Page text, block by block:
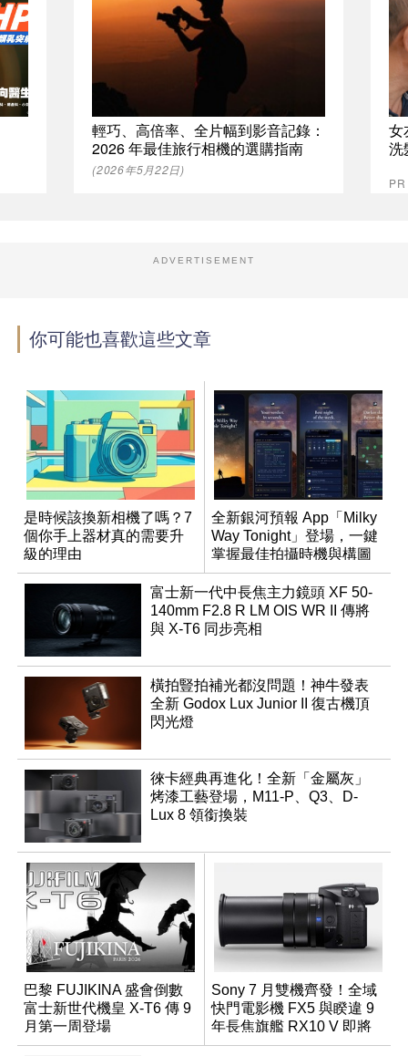
輕巧、高倍率、全片幅到影音記錄：
2026 年最佳旅行相機的選購指南
(2026年5月22日)
女
洗
ADVERTISEMENT
你可能也喜歡這些文章
是時候該換新相機了嗎？7
個你手上器材真的需要升
級的理由
全新銀河預報 App「Milky
Way Tonight」登場，一鍵
掌握最佳拍攝時機與構圖
富士新一代中長焦主力鏡頭 XF 50-
140mm F2.8 R LM OIS WR II 傳將
與 X-T6 同步亮相
橫拍豎拍補光都沒問題！神牛發表
全新 Godox Lux Junior II 復古機頂
閃光燈
徠卡經典再進化！全新「金屬灰」
烤漆工藝登場，M11-P、Q3、D-
Lux 8 領銜換裝
巴黎 FUJIKINA 盛會倒數
富士新世代機皇 X-T6 傳 9
月第一周登場
Sony 7 月雙機齊發！全域
快門電影機 FX5 與睽違 9
年長焦旗艦 RX10 V 即將
登場